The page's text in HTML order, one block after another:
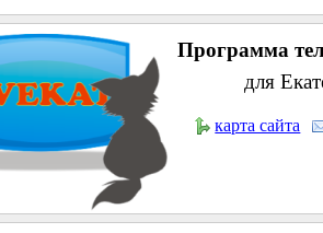
Программа
для
карта сайта